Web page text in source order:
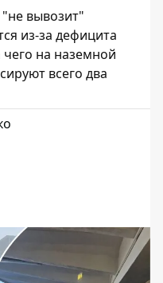
вывозит"
из-за дефицита
на наземной
всего два